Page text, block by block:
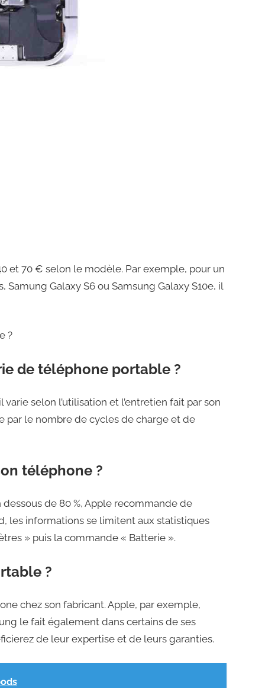
et 70 € selon le modèle. Par exemple, pour un
Galaxy S6 ou Samsung Galaxy S10e, il
?
de téléphone portable ?
selon l’utilisation et l’entretien fait par son
par le nombre de cycles de charge et de
téléphone ?
dessous de 80 %, Apple recommande de
les informations se limitent aux statistiques
» puis la commande « Batterie ».
?
chez son fabricant. Apple, par exemple,
le fait également dans certains de ses
de leur expertise et de leurs garanties.